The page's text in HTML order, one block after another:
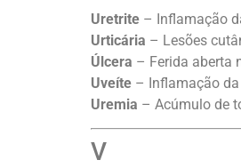
Uretrite – Inflamação
Urticária – Lesões
Úlcera – Ferida aberta
Uveíte – Inflamação
Uremia – Acúmulo de
V